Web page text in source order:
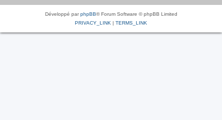
Développé parphpBB® Forum Software © phpBB Limited
PRIVACY_LINK | TERMS_LINK